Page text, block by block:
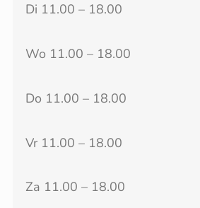
Di 11.00 – 18.00
Wo 11.00 – 18.00
Do 11.00 – 18.00
Vr 11.00 – 18.00
Za 11.00 – 18.00